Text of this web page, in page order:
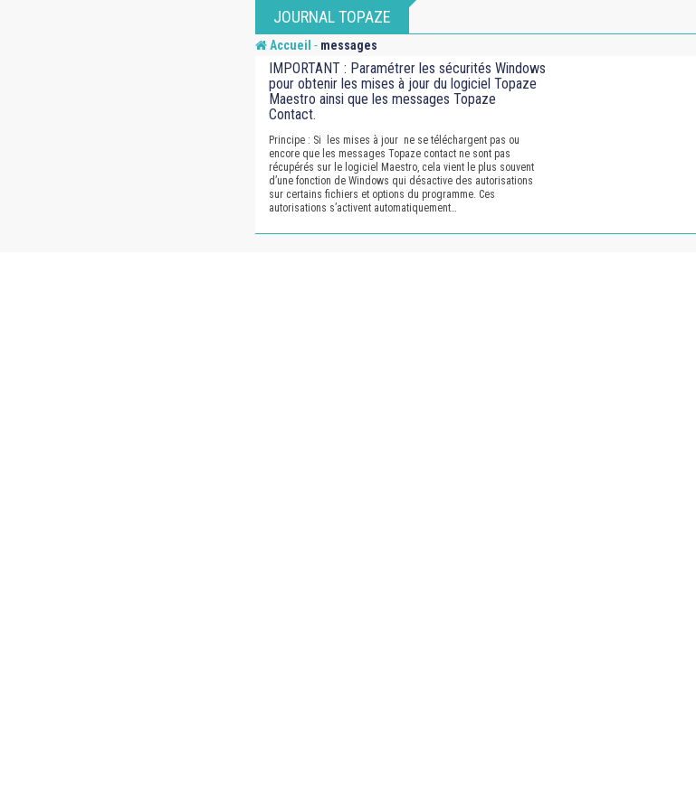
JOURNAL TOPAZE
Accueil - messages
IMPORTANT : Paramétrer les sécurités Windows
pour obtenir les mises à jour du logiciel Topaze
Maestro ainsi que les messages Topaze
Contact.
Principe : Si les mises à jour ne se téléchargent pas ou
encore que les messages Topaze contact ne sont pas
récupérés sur le logiciel Maestro, cela vient le plus souvent
d’une fonction de Windows qui désactive des autorisations
sur certains fichiers et options du programme. Ces
autorisations s’activent automatiquement…